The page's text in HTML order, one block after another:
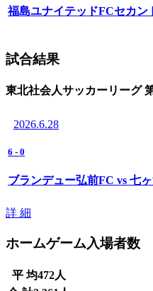
福島ユナイテッドFCセカン
試合結果
東北社会人サッカーリーグ
2026.6.28
6 - 0
ブランデュー弘前FC vs 七
詳 細
ホームゲーム入場者数
平 均472人